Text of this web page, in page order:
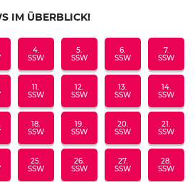
IM ÜBERBLICK!
4.
SSW
5.
SSW
6.
SSW
7.
SSW
11.
SSW
12.
SSW
13.
SSW
14.
SSW
18.
SSW
19.
SSW
20.
SSW
21.
SSW
25.
SSW
26.
SSW
27.
SSW
28.
SSW